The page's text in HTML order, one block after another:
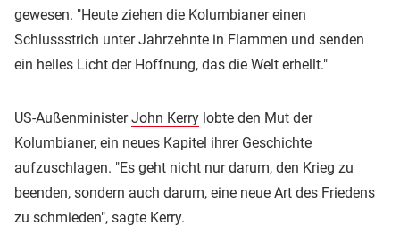
gewesen. "Heute ziehen die Kolumbianer einen
Schlussstrich unter Jahrzehnte in Flammen und senden
ein helles Licht der Hoffnung, das die Welt erhellt."
US-AußenministerJohn Kerry lobte den Mut der
Kolumbianer, ein neues Kapitel ihrer Geschichte
aufzuschlagen. "Es geht nicht nur darum, den Krieg zu
beenden, sondern auch darum, eine neue Art des Friedens
zu schmieden", sagte Kerry.